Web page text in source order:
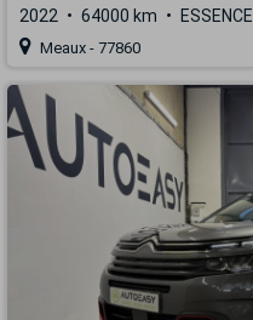
2022 64000 km ESSENCE
Meaux - 77860